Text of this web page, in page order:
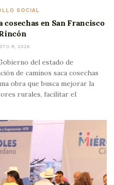
SOCIAL
en San Francisco
8, 2026
del estado de
de caminos saca cosechas
obra que busca mejorar la
rurales, facilitar el